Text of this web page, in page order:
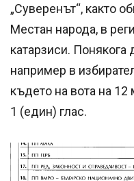
„Суверенът“, както
Местан народа, в
катарзиси. Понякога
например в
където на вота на
1 (един) глас.